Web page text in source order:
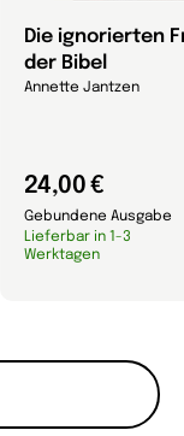
Die ignorierten
der Bibel
Annette Jantzen
24,00 €
Gebundene Ausgabe
Lieferbar in 1-3
Werktagen